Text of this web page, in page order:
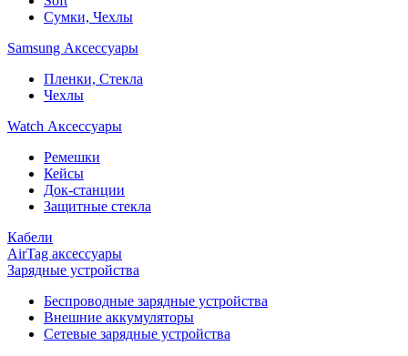
Сумки, Чехлы
Samsung Аксессуары
Пленки, Стекла
Чехлы
Watch Аксессуары
Ремешки
Кейсы
Док-станции
Защитные стекла
Кабели
AirTag аксессуары
Зарядные устройства
Беспроводные зарядные устройства
Внешние аккумуляторы
Сетевые зарядные устройства